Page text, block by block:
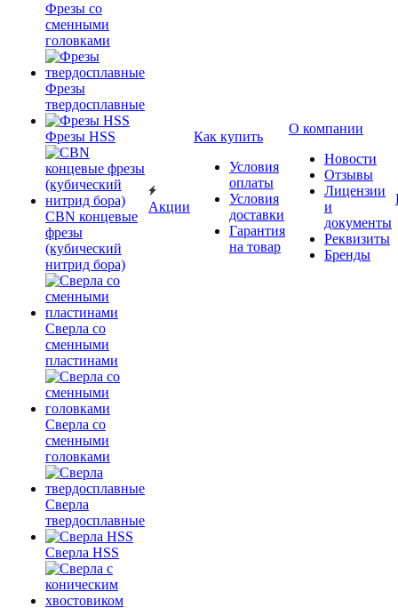
Фрезы со
сменными
головками
Фрезы
твердосплавные
Фрезы HSS
CBN концевые
фрезы
(кубический
нитрид бора)
Сверла со
сменными
пластинами
Сверла со
сменными
головками
Сверла
твердосплавные
Сверла HSS
Акции
Как купить
Условия
оплаты
Условия
доставки
Гарантия
на товар
О компании
Новости
Отзывы
Лицензии
и
документы
Реквизиты
Бренды